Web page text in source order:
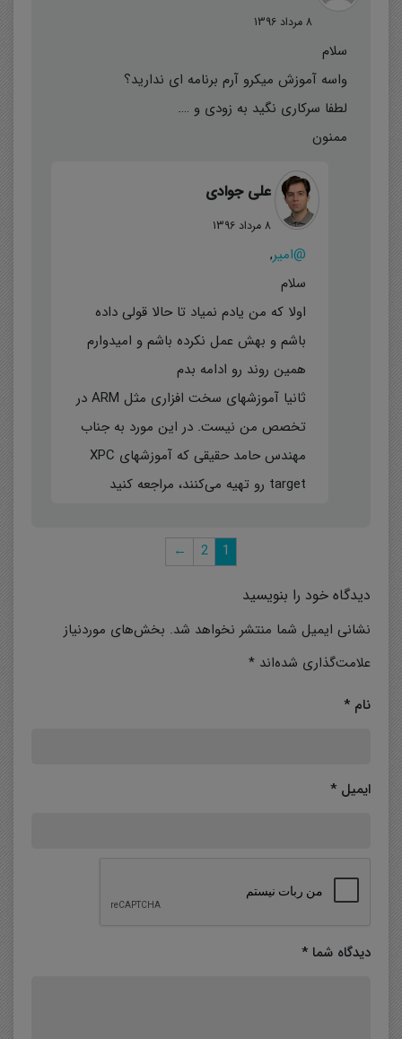
8 مرداد 1396
سلام
واسه آموزش میکرو آرم برنامه ای ندارید؟
لطفا سرکاری نگید به زودی و ….
ممنون
علی جوادی
8 مرداد 1396
@امیر,
سلام
اولا که من یادم نمیاد تا حالا قولی داده
باشم و بهش عمل نکرده باشم و امیدوارم
همین روند رو ادامه بدم
ثانیا آموزشهای سخت افزاری مثل ARM در
تخصص من نیست. در این مورد به جناب
مهندس حامد حقیقی که آموزشهای XPC
target رو تهیه می‌کنند، مراجعه کنید
1
2
←
دیدگاه خود را بنویسید
نشانی ایمیل شما منتشر نخواهد شد. بخش‌های موردنیاز
علامت‌گذاری شده‌اند *
نام *
ایمیل *
دیدگاه شما *